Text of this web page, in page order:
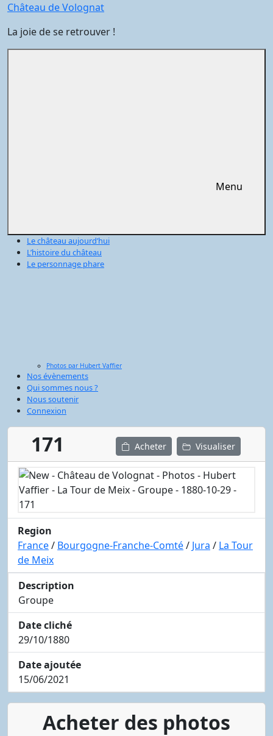
Aller
contenu
Château de Volognat
La joie de se retrouver !
Menu
Le château aujourd’hui
L’histoire du château
Le personnage phare
Photos par Hubert Vaffier
Nos évènements
Qui sommes nous ?
Nous soutenir
Connexion
171 Acheter Visualiser
Region
France/ Bourgogne-Franche-Comté/ Jura / La Tour
de Meix
Description
Groupe
Date cliché
29/10/1880
Date ajoutée
15/06/2021
Acheter des photos